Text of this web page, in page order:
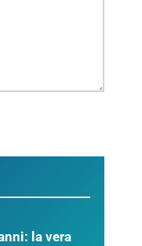
la vera